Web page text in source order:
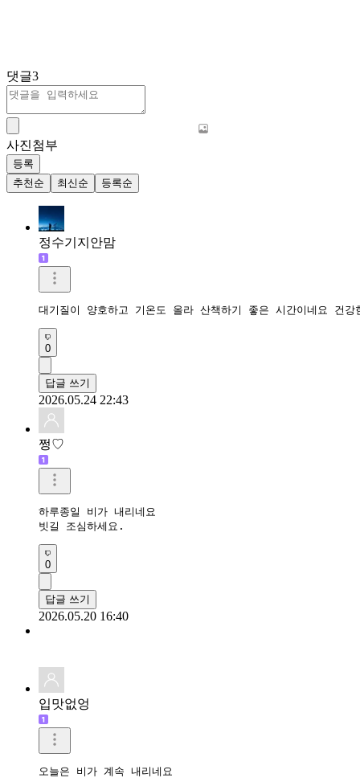
댓글3
사진첨부
등록
추천순
최신순 등록순
정수기지안맘
대기질이 양호하고 기온도 올라 산책하기 좋은 시간이네요 건
0
답글 쓰기
2026.05.24 22:43
쩡♡
하루종일 비가 내리네요
빗길 조심하세요.
0
답글 쓰기
2026.05.20 16:40
입맛없엉
오늘은 비가 계속 내리네요